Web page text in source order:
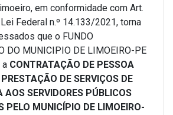
em conformidade com Art.
Federal n.º 14.133/2021, torna
que o FUNDO
DO MUNICIPIO DE LIMOEIRO-PE
a CONTRATAÇÃO DE PESSOA
DE SERVIÇOS DE
AOS SERVIDORES PÚBLICOS
PELO MUNICÍPIO DE LIMOEIRO-